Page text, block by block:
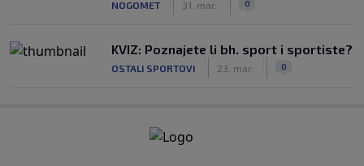
NOGOMET 31. mar. 0
KVIZ: Poznajete li bh. sport i sportiste?
OSTALI SPORTOVI 23. mar. 0